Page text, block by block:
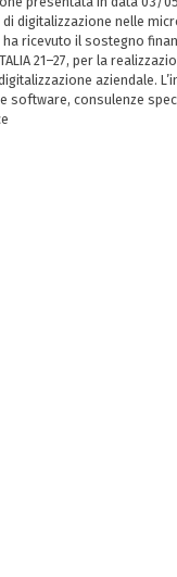
digitalizzazione nelle
ha ricevuto il sostegno
21–27, per la
aziendale.
software, consulenze